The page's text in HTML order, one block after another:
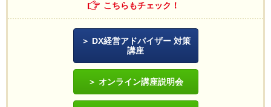
こちらもチェック！
DX経営アドバイザー 対策
講座
オンライン講座説明会